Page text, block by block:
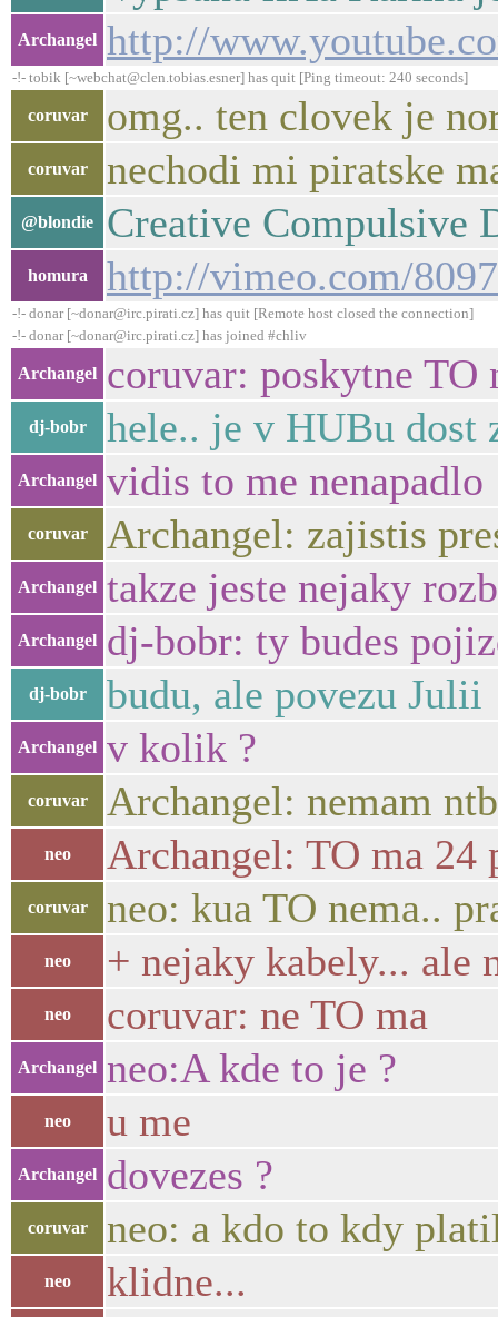
Archangel http://
-!- tobik [~webchat@clen.tobias.esner] has quit [Ping timeout: 240 seconds]
coruvar omg.. ten clovek je
coruvar nechodi mi piratske
@blondie Creative Compulsive
homura http://vimeo.com/
-!- donar [~donar@irc.pirati.cz] has quit [Remote host closed the connection]
-!- donar [~donar@irc.pirati.cz] has joined #chliv
Archangel coruvar: poskytne TO
dj-bobr hele.. je v HUBu dost
Archangel vidis to me nenapadlo
coruvar Archangel: zajistis
Archangel takze jeste nejaky
Archangel dj-bobr: ty budes
dj-bobr budu, ale povezu Julii
Archangel v kolik ?
coruvar Archangel: nemam
neo Archangel: TO ma
coruvar neo: kua TO nema..
neo + nejaky kabely... ale
neo coruvar: ne TO ma
Archangel neo:A kde to je ?
neo u me
Archangel dovezes ?
coruvar neo: a kdo to kdy
neo
klidne...